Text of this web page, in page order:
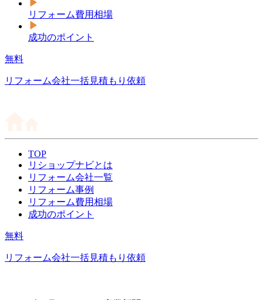
リフォーム費用相場
成功のポイント
無料
リフォーム会社一括見積もり依頼
TOP
リショップナビとは
リフォーム会社一覧
リフォーム事例
リフォーム費用相場
成功のポイント
無料
リフォーム会社一括見積もり依頼